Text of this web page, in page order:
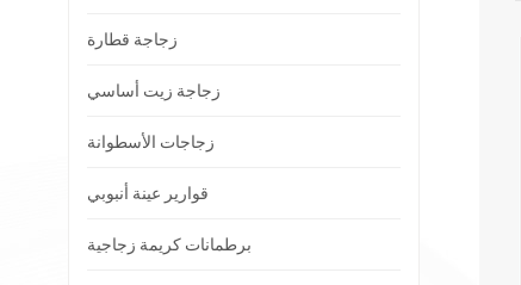
زجاجة قطارة
زجاجة زيت أساسي
زجاجات الأسطوانة
قوارير عينة أنبوبي
برطمانات كريمة زجاجية